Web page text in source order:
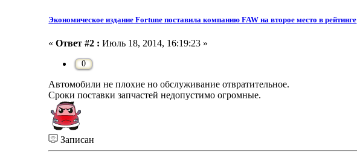
Экономическое издание Fortune поставила компанию FAW на второе место в рейтинге
«Ответ #2 : Июль 18, 2014, 16:19:23 »
0
Автомобили не плохие но обслуживание отвратительное.
Сроки поставки запчастей недопустимо огромные.
Записан